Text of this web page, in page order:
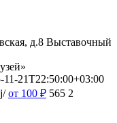
д.8 Выставочный
11-21T22:50:00+03:00
от 100 ₽ 565 2